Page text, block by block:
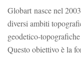
Globart nasce nel
diversi ambiti
geodetico-
Questo obiettivo è la